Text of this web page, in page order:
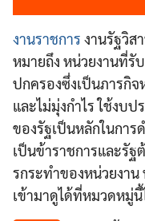
งานราชการ งานรัฐวิส
หมายถึง หน่วยงานที่รั
ปกครองซึ่งเป็นภารกิจ
และไม่มุ่งกําไร ใช้งบ
ของรัฐเป็นหลักในการ
เป็นข้าราชการและรั
รกระทําของหน่วยงาน
เข้ามาดูได้ที่หมวดหมู่นี้